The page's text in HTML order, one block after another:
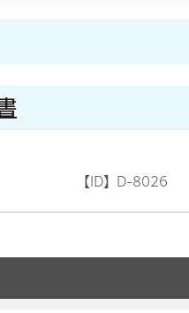
【ID】 D-8026